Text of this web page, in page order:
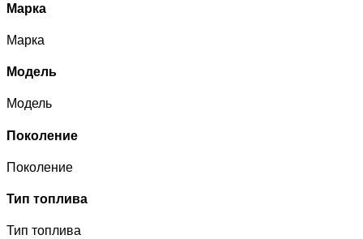
Марка
Марка
Модель
Модель
Поколение
Поколение
Тип топлива
Тип топлива